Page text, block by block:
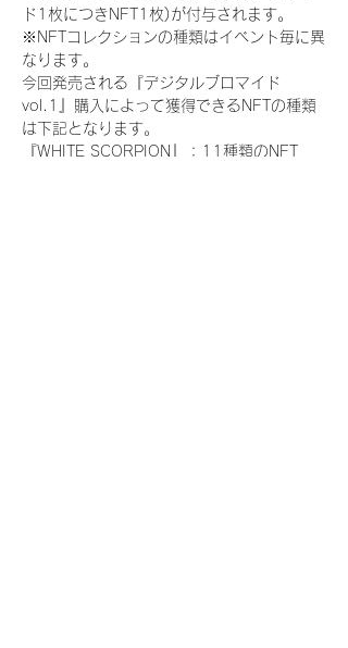
ド1枚につきNFT1枚)が付与されます。
※NFTコレクションの種類はイベント毎に異
なります。
今回発売される『デジタルブロマイド
vol.1』購入によって獲得できるNFTの種類
は下記となります。
『WHITE SCORPION』：11種類のNFT